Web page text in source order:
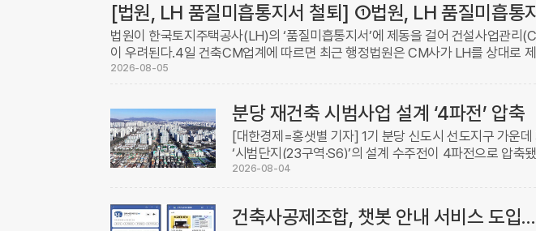
법원이 한국토지주택공사(LH)의 ‘품질미흡통지서’에 제동을 걸어 건설사업관리
이 우려된다.4일 건축CM업계에 따르면 최근 행정법원은 CM사가 LH를 상대로
송에서 원고 승소 판결을 내렸다.이는 지난 3월 첫 판결 ...
2026-08-05
분당 재건축 시범사업 설계 ‘4파전’ 압축
[대한경제=홍샛별 기자] 1기 분당 신도시 선도지구 가운
‘시범단지(23구역·S6)’의 설계 수주전이 4파전으로 압축
홍보 동영상을 제출받아 오는 10월 주민총회를 통해 최종
2026-08-04